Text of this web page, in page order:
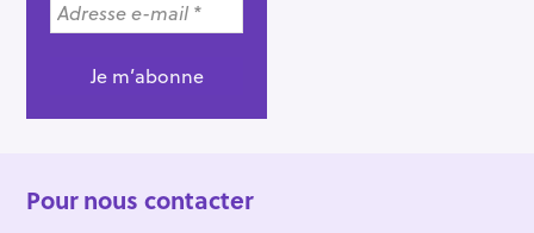
Pour nous contacter